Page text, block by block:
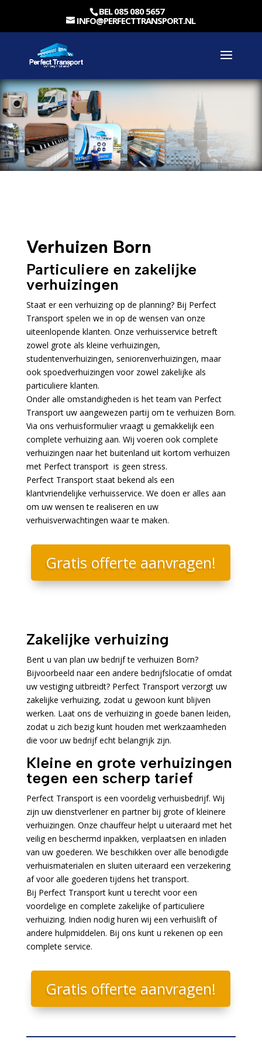
BEL 085 080 5657
INFO@PERFECTTRANSPORT.NL
Verhuizen Born
Particuliere en zakelijke
verhuizingen
Staat er een verhuizing op de planning? Bij Perfect
Transport spelen we in op de wensen van onze
uiteenlopende klanten. Onze verhuisservice betreft
zowel grote als kleine verhuizingen,
studentenverhuizingen, seniorenverhuizingen, maar
ook spoedverhuizingen voor zowel zakelijke als
particuliere klanten.
Onder alle omstandigheden is het team van Perfect
Transport uw aangewezen partij om te verhuizen Born.
Via ons verhuisformulier vraagt u gemakkelijk een
complete verhuizing aan. Wij voeren ook complete
verhuizingen naar het buitenland uit kortom verhuizen
met Perfect transport is geen stress.
Perfect Transport staat bekend als een
klantvriendelijke verhuisservice. We doen er alles aan
om uw wensen te realiseren en uw
verhuisverwachtingen waar te maken.
Gratis offerte aanvragen!
Zakelijke verhuizing
Bent u van plan uw bedrijf te verhuizen Born?
Bijvoorbeeld naar een andere bedrijfslocatie of omdat
uw vestiging uitbreidt? Perfect Transport verzorgt uw
zakelijke verhuizing, zodat u gewoon kunt blijven
werken. Laat ons de verhuizing in goede banen leiden,
zodat u zich bezig kunt houden met werkzaamheden
die voor uw bedrijf echt belangrijk zijn.
Kleine en grote verhuizingen
tegen een scherp tarief
Perfect Transport is een voordelig verhuisbedrijf. Wij
zijn uw dienstverlener en partner bij grote of kleinere
verhuizingen. Onze chauffeur helpt u uiteraard met het
veilig en beschermd inpakken, verplaatsen en inladen
van uw goederen. We beschikken over alle benodigde
verhuismaterialen en sluiten uiteraard een verzekering
af voor alle goederen tijdens het transport.
Bij Perfect Transport kunt u terecht voor een
voordelige en complete zakelijke of particuliere
verhuizing. Indien nodig huren wij een verhuislift of
andere hulpmiddelen. Bij ons kunt u rekenen op een
complete service.
Gratis offerte aanvragen!